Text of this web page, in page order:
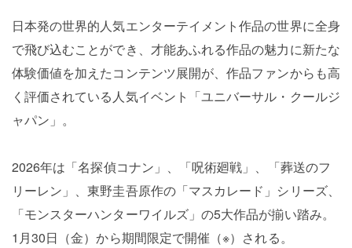
日本発の世界的人気エンターテイメント作品の世界に全身
で飛び込むことができ、才能あふれる作品の魅力に新たな
体験価値を加えたコンテンツ展開が、作品ファンからも高
く評価されている人気イベント「ユニバーサル・クールジ
ャパン」。
2026年は「名探偵コナン」、「呪術廻戦」、「葬送のフ
リーレン」、東野圭吾原作の「マスカレード」シリーズ、
「モンスターハンターワイルズ」の5大作品が揃い踏み。
1月30日（金）から期間限定で開催（※）される。